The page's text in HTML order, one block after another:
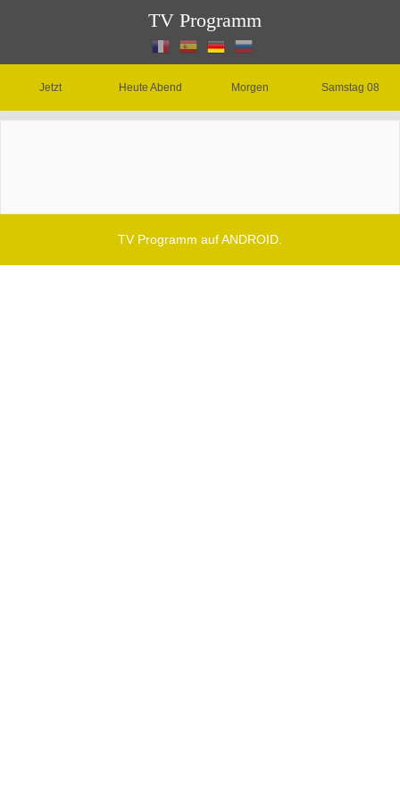
TV Programm
Jetzt Heute Abend Morgen Samstag 08
TV Programm auf ANDROID.